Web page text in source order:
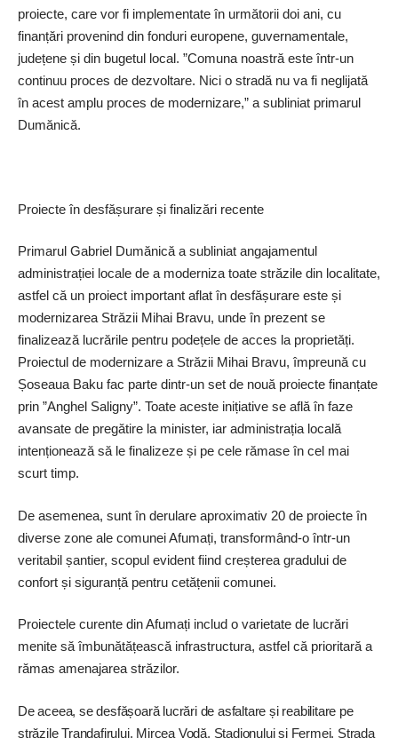
proiecte, care vor fi implementate în următorii doi ani, cu
finanțări provenind din fonduri europene, guvernamentale,
județene și din bugetul local. ”Comuna noastră este într-un
continuu proces de dezvoltare. Nici o stradă nu va fi neglijată
în acest amplu proces de modernizare,” a subliniat primarul
Dumănică.
Proiecte în desfășurare și finalizări recente
Primarul Gabriel Dumănică a subliniat angajamentul
administrației locale de a moderniza toate străzile din localitate,
astfel că un proiect important aflat în desfășurare este și
modernizarea Străzii Mihai Bravu, unde în prezent se
finalizează lucrările pentru podețele de acces la proprietăți.
Proiectul de modernizare a Străzii Mihai Bravu, împreună cu
Șoseaua Baku fac parte dintr-un set de nouă proiecte finanțate
prin ”Anghel Saligny”. Toate aceste inițiative se află în faze
avansate de pregătire la minister, iar administrația locală
intenționează să le finalizeze și pe cele rămase în cel mai
scurt timp.
De asemenea, sunt în derulare aproximativ 20 de proiecte în
diverse zone ale comunei Afumați, transformând-o într-un
veritabil șantier, scopul evident fiind creșterea gradului de
confort și siguranță pentru cetățenii comunei.
Proiectele curente din Afumați includ o varietate de lucrări
menite să îmbunătățească infrastructura, astfel că prioritară a
rămas amenajarea străzilor.
De aceea, se des­fășoară lucrări de asfaltare și reabilitare pe
străzile Trandafirului, Mircea Vodă, Stadionului și Fermei. Strada